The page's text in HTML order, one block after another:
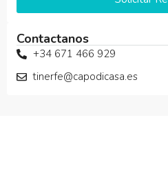
Contactanos
+34 671 466 929
tinerfe@capodicasa.es